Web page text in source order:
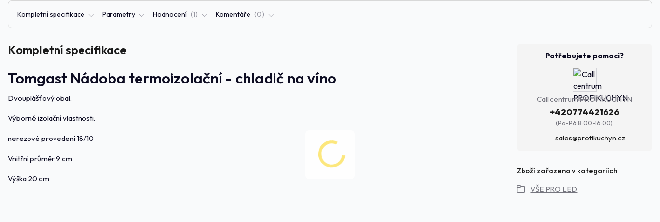
Kompletní specifikace Parametry Hodnocení 1 Komentáře 0
Kompletní specifikace
Tomgast Nádoba termoizolační - chladič na víno
Dvouplášťový obal.
Výborné izolační vlastnosti.
nerezové provedení 18/10
Vnitřní průměr 9 cm
Výška 20 cm
Potřebujete pomoci?
Call centrum PROFIKUCHYN
+420774421626
(Po-Pá 8:00-16:00)
sales@profikuchyn.cz
Zboží zařazeno v kategoriích
VŠE PRO LED